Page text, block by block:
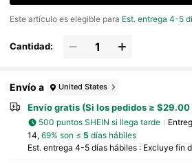
Este artículo es elegible para Est. entrega 4-5
Cantidad:
Envío a United States
Envío gratis (Si los pedidos ≥
500 puntos SHEIN si llega tarde
14, 69% son ≤ 5 días hábiles
Est. entrega 4-5 días hábiles : Excluye fin